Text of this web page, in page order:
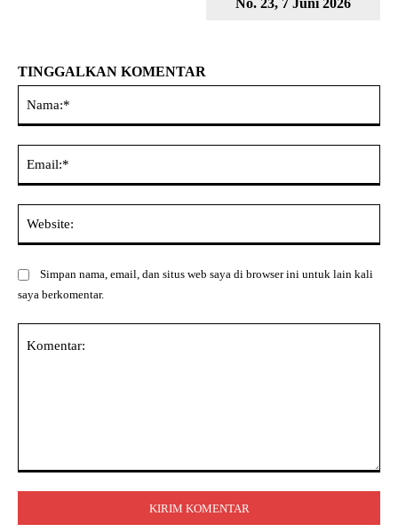
No. 23, 7 Juni 2026
TINGGALKAN KOMENTAR
Simpan nama, email, dan situs web saya di browser ini untuk lain kali
saya berkomentar.